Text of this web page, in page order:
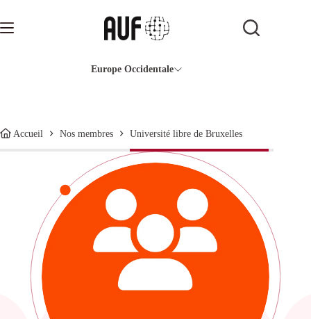
contenu
Europe Occidentale
Accueil Nos membres Université libre de Bruxelles